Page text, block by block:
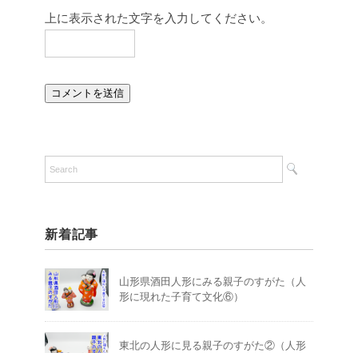
上に表示された文字を入力してください。
新着記事
山形県酒田人形にみる親子のすがた（人
形に現れた子育て文化⑥）
東北の人形に見る親子のすがた②（人形